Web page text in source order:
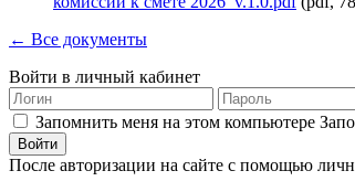
← Все документы
Войти в личный кабинет
Запомнить меня на этом компьютере
После авторизации на сайте с помощью